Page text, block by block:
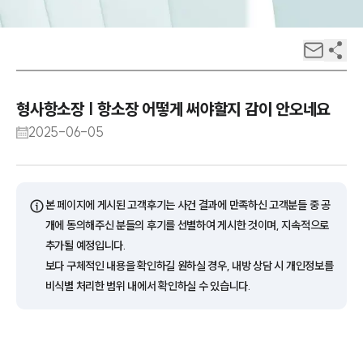
형사항소장 | 항소장 어떻게 써야할지 감이 안오네요
2025-06-05
ⓘ본 페이지에 게시된 고객후기는 사건 결과에 만족하신 고객분들 중 공
개에 동의해주신 분들의 후기를 선별하여 게시한 것이며, 지속적으로
추가될 예정입니다.
보다 구체적인 내용을 확인하길 원하실 경우, 내방 상담 시 개인정보를
비식별 처리한 범위 내에서 확인하실 수 있습니다.